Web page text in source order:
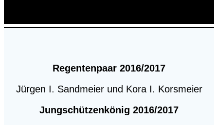
Regentenpaar 2016/2017
Jürgen I. Sandmeier und Kora I. Korsmeier
Jungschützenkönig 2016/2017